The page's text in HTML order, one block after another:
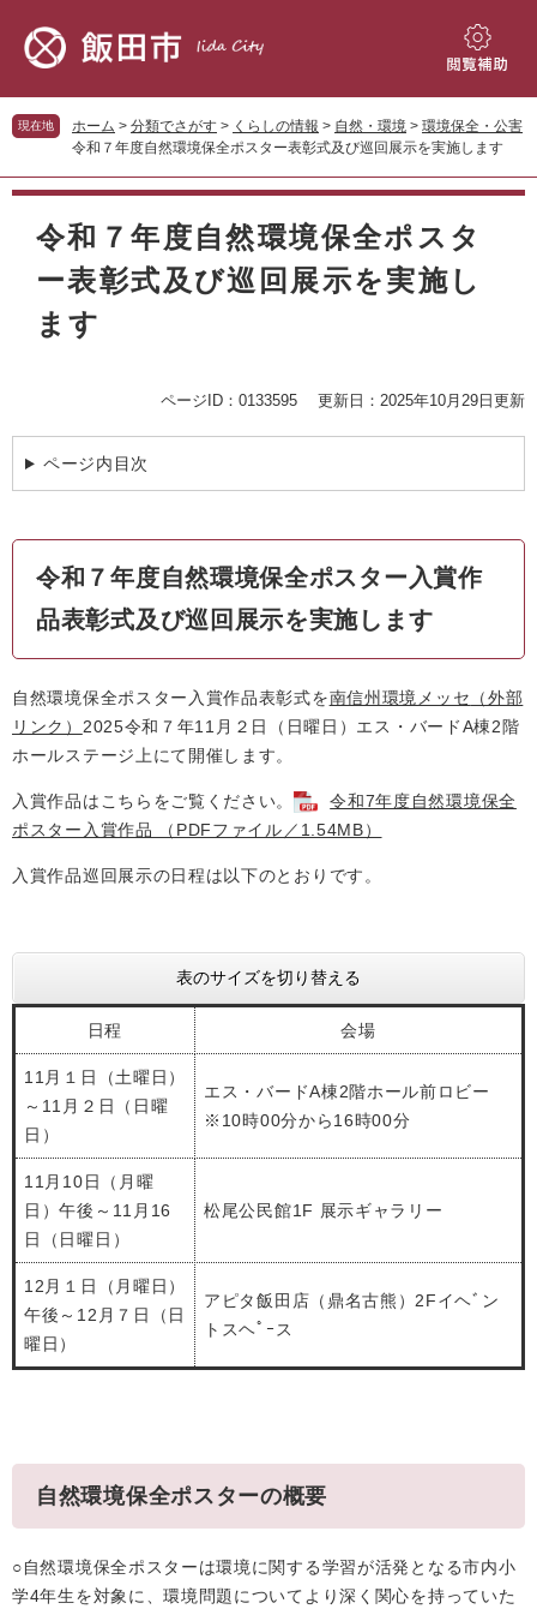
先
頭
す。
を
飛
し
閲
補
助
現在地 ホーム > 分類でさがす > くらしの情報 > 自然・環境 > 環境保全・公害
令和７年度自然環境保全ポスター表彰式及び巡回展示を実施します
本
令和７年度自然環境保全ポスタ
ー表彰式及び巡回展示を実施し
ます
ページID：0133595 更新日：2025年10月29日更新
ページ内目次
令和７年度自然環境保全ポスター入賞作
品表彰式及び巡回展示を実施します
自然環境保全ポスター入賞作品表彰式を南信州環境メッセ （外部
リンク） 2025令和７年11月２日（日曜日）エス・バードA棟2階
ホールステージ上にて開催します。
入賞作品はこちらをご覧ください。
令和7年度自然環境保全
ポスター入賞作品 （PDFファイル／1.54MB）
入賞作品巡回展示の日程は以下のとおりです。
表のサイズを切り替える
日程 会場
11月１日（土曜日）
～11月２日（日曜
日）
エス・バードA棟2階ホール前ロビー
※10時00分から16時00分
11月10日（月曜
日）午後～11月16
日（日曜日）
松尾公民館1F 展示ギャラリー
12月１日（月曜日）
午後～12月７日（日
曜日）
アピタ飯田店（鼎名古熊）2Fイヘﾞン
トスヘﾟｰス
自然環境保全ポスターの概要
○自然環境保全ポスターは環境に関する学習が活発となる市内小
学4年生を対象に、環境問題についてより深く関心を持っていた